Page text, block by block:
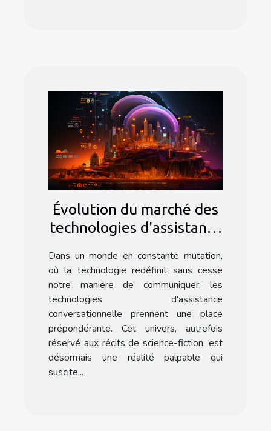
Évolution du marché des
technologies d'assistance
leurs enjeux
Dans un monde en constante mutation,
où la technologie redéfinit sans cesse
notre manière de communiquer, les
technologies d'assistance
conversationnelle prennent une place
prépondérante. Cet univers, autrefois
réservé aux récits de science-fiction, est
désormais une réalité palpable qui
suscite...